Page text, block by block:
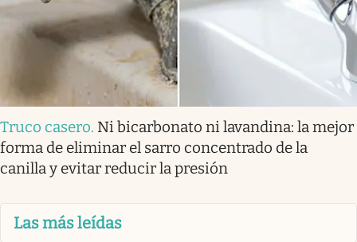
Truco casero. Ni bicarbonato ni lavandina: la mejor
forma de eliminar el sarro concentrado de la
canilla y evitar reducir la presión
Las más leídas